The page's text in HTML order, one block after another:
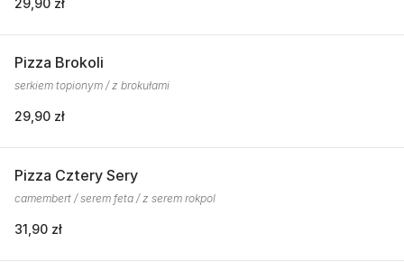
29,90 zł
Pizza Brokoli
serkiem topionym / z brokułami
29,90 zł
Pizza Cztery Sery
camembert / serem feta / z serem rokpol
31,90 zł